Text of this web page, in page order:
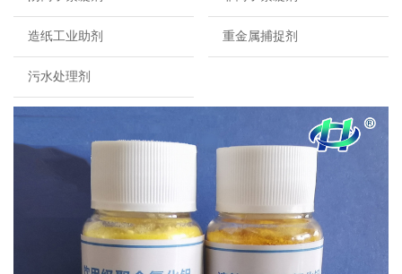
造纸工业助剂 重金属捕捉剂
污水处理剂